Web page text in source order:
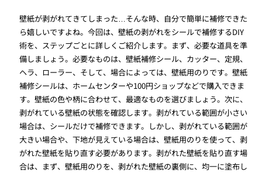
壁紙が剥がれてきてしまった…そんな時、自分で簡単に補修できた
ら嬉しいですよね。今回は、壁紙の剥がれをシールで補修するDIY
術を、ステップごとに詳しくご紹介します。まず、必要な道具を準
備しましょう。必要なものは、壁紙補修シール、カッター、定規、
ヘラ、ローラー、そして、場合によっては、壁紙用のりです。壁紙
補修シールは、ホームセンターや100円ショップなどで購入できま
す。壁紙の色や柄に合わせて、最適なものを選びましょう。次に、
剥がれている壁紙の状態を確認します。剥がれている範囲が小さい
場合は、シールだけで補修できます。しかし、剥がれている範囲が
大きい場合や、下地が見えている場合は、壁紙用のりを使って、剥
がれた壁紙を貼り直す必要があります。剥がれた壁紙を貼り直す場
合は、まず、壁紙用のりを、剥がれた壁紙の裏側に、均一に塗布し